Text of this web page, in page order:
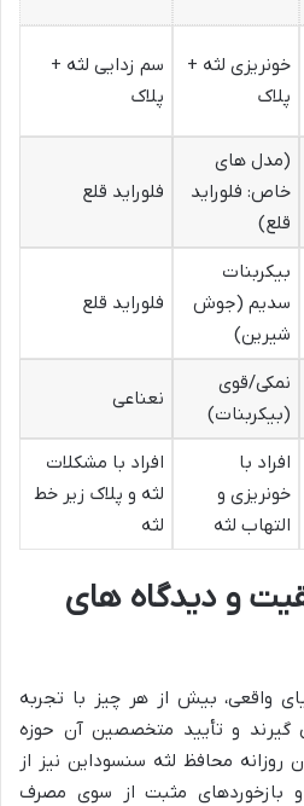
خونریزی لثه +
پلاک
سم زدایی لثه +
پلاک
(مدل های
خاص: فلوراید
قلع)
فلوراید قلع
بیکربنات
سدیم (جوش
شیرین)
فلوراید قلع
نمکی/قوی
(بیکربنات)
نعناعی
افراد با
خونریزی و
التهاب لثه
افراد با مشکلات
لثه و پلاک زیر خط
لثه
و دیدگاه های
واقعی، بیش از هر چیز با تجربه
گیرند و تأیید متخصصین آن حوزه
محافظ لثه سنسوداین نیز از
بازخوردهای مثبت از سوی مصرف